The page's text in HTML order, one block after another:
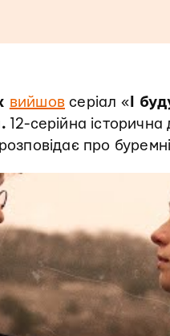
вийшов серіал « І
12-серійна
про буремні